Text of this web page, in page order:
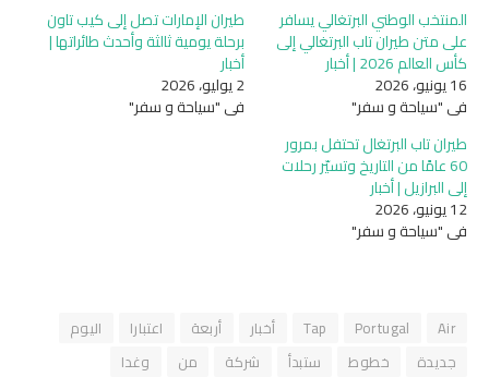
المنتخب الوطني البرتغالي يسافر
على متن طيران تاب البرتغالي إلى
كأس العالم 2026 | أخبار
16 يونيو، 2026
في "سياحة و سفر"
طيران الإمارات تصل إلى كيب تاون
برحلة يومية ثالثة وأحدث طائراتها |
أخبار
2 يوليو، 2026
في "سياحة و سفر"
طيران تاب البرتغال تحتفل بمرور
60 عامًا من التاريخ وتسيّر رحلات
إلى البرازيل | أخبار
12 يونيو، 2026
في "سياحة و سفر"
Air
Portugal
Tap أخبار أربعة اعتبارا
اليوم
جديدة
خطوط ستبدأ شركة من وغدا